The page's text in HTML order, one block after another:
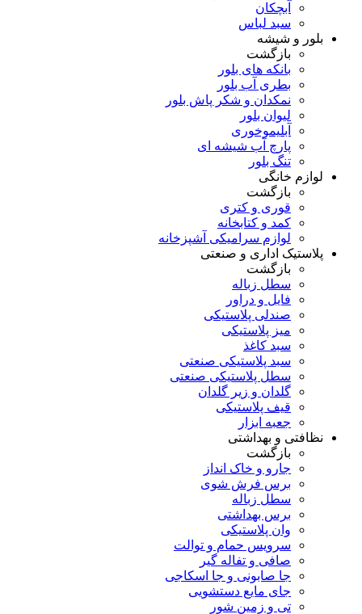
آبچکان
سبد لباس
بلور و شیشه
بازگشت
بانکه های بلور
بطری آب بلور
نمکدان و شکر پاش بلور
لیوان بلور
آبلیموخوری
پارچ آب شیشه ای
تنگ بلور
لوازم خانگی
بازگشت
قوری و کتری
کمد و کتابخانه
لوازم سرامیکی آشپزخانه
پلاستیک اداری و صنعتی
بازگشت
سطل زباله
فایل و دراور
صندلی پلاستیکی
میز پلاستیکی
سبد کاغذ
سبد پلاستیکی صنعتی
سطل پلاستیکی صنعتی
گلدان و زیر گلدان
قیف پلاستیکی
جعبه ابزار
نظافتی و بهداشتی
بازگشت
جارو و خاک انداز
برس فرش شوی
سطل زباله
برس بهداشتی
وان پلاستیکی
سرویس حمام و توالت
صافی و تفاله گیر
جا صابونی و جا اسکاجی
جای مایع دستشویی
تی و زمین شور